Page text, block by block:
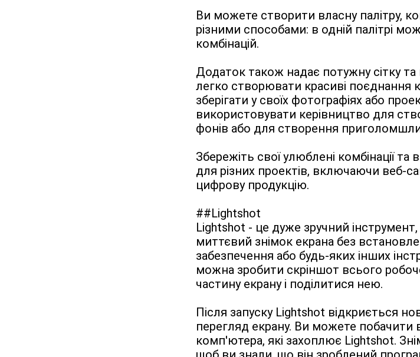
Ви можете створити власну палітру,
різними способами: в одній палітрі
комбінацій.
Додаток також надає потужну сітку
легко створювати красиві поєднання
зберігати у своїх фотографіях або
використовувати керівництво для
фонів або для створення
Збережіть свої улюблені комбінації
для різних проектів, включаючи веб-
цифрову продукцію.
##Lightshot
Lightshot - це дуже зручний
миттєвий знімок екрана без
забезпечення або будь-яких інших
можна зробити скріншот всього
частину екрану і поділитися нею.
Після запуску Lightshot відкриється
перегляд екрану. Ви можете побачити
комп'ютера, які захоплює Lightshot.